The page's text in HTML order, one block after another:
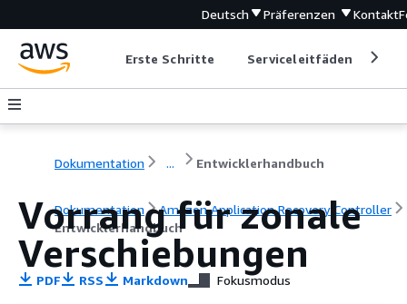
Deutsch Präferenzen Kontakt
Erste Schritte Serviceleitfäden
Dokumentation ... Entwicklerhandbuch
Dokumentation
Amazon Application Recovery Controller
Entwicklerhandbuch
Vorrang für zonale
Verschiebungen
PDF RSS Markdown Fokusmodus